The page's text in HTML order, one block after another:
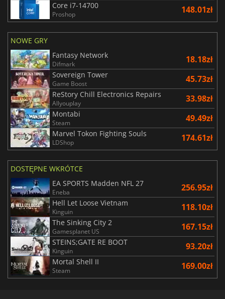
Core i7-14700
Proshop 148.01zł
NOWE GRY
Fantasy Network
Difmark 18.18zł
Sovereign Tower
Game Boost 45.73zł
ReStory Chill Electronics Repairs
Allyouplay 33.98zł
Montabi
Steam 49.49zł
Marvel Tokon Fighting Souls
LDShop 174.61zł
DOSTĘPNE WKRÓTCE
EA SPORTS Madden NFL 27
Eneba 256.95zł
Hell Let Loose Vietnam
Kinguin 118.10zł
The Sinking City 2
Gamesplanet US 167.15zł
STEINS;GATE RE BOOT
Kinguin 93.20zł
Mortal Shell II
Steam 169.00zł